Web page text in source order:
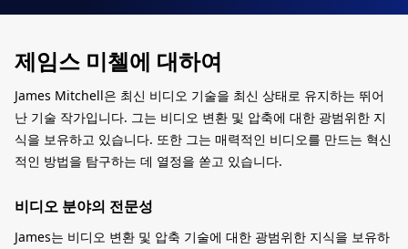
제임스 미첼에 대하여
James Mitchell은 최신 비디오 기술을 최신 상태로 유지하는 뛰어
난 기술 작가입니다. 그는 비디오 변환 및 압축에 대한 광범위한 지
식을 보유하고 있습니다. 또한 그는 매력적인 비디오를 만드는 혁신
적인 방법을 탐구하는 데 열정을 쏟고 있습니다.
비디오 분야의 전문성
James는 비디오 변환 및 압축 기술에 대한 광범위한 지식을 보유하